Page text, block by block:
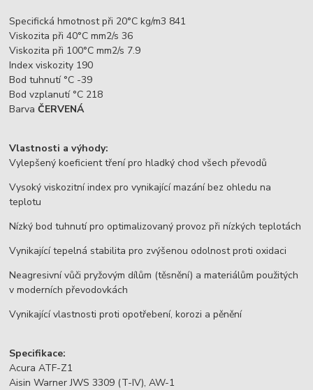
Specifická hmotnost při 20°C kg/m3 841
Viskozita při 40°C mm2/s 36
Viskozita při 100°C mm2/s 7.9
Index viskozity 190
Bod tuhnutí °C -39
Bod vzplanutí °C 218
BarvaČERVENÁ
Vlastnosti a výhody:
Vylepšený koeficient tření pro hladký chod všech převodů
Vysoký viskozitní index pro vynikající mazání bez ohledu na
teplotu
Nízký bod tuhnutí pro optimalizovaný provoz při nízkých teplotách
Vynikající tepelná stabilita pro zvýšenou odolnost proti oxidaci
Neagresivní vůči pryžovým dílům (těsnění) a materiálům použitých
v moderních převodovkách
Vynikající vlastnosti proti opotřebení, korozi a pěnění
Specifikace:
Acura ATF-Z1
Aisin Warner JWS 3309 (T-IV), AW-1